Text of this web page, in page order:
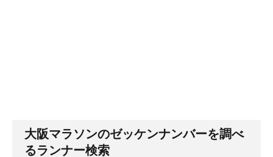
大阪マラソンのゼッケンナンバーを調べ
るランナー検索